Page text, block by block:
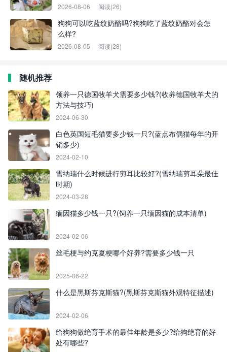
2026-08-06 阅读(26)
狗狗可以吃蓝纹奶酪吗?狗狗吃了蓝纹奶酪对会怎
么样?
2026-08-05 阅读(28)
随机推荐
领养一只德国牧羊犬需要多少钱?(收养德国牧羊犬的
方法与技巧)
2024-06-30
白色英国短毛猫要多少钱一只?(蓝点布偶猫每年的开
销多少)
2024-02-10
雪纳瑞什么时候进行剪耳比较好?(雪纳瑞剪耳朵最佳
时期)
2024-03-28
缅因猫多少钱一只?(饲养一只缅因猫的成本清单)
2024-02-06
丝毛梗与约克夏梗哪个好养?需要多少钱一只
2025-06-22
什么是黑斯芬克斯猫?(黑斯芬克斯猫外观特征描述)
2024-02-06
给狗狗做绝育手术的最佳年龄是多少?给狗绝育的好
处有哪些?